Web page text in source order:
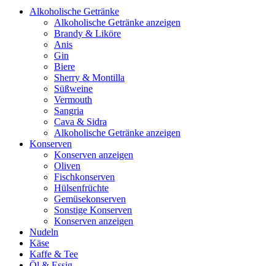
Alkoholische Getränke
Alkoholische Getränke anzeigen
Brandy & Liköre
Anis
Gin
Biere
Sherry & Montilla
Süßweine
Vermouth
Sangria
Cava & Sidra
Alkoholische Getränke anzeigen
Konserven
Konserven anzeigen
Oliven
Fischkonserven
Hülsenfrüchte
Gemüsekonserven
Sonstige Konserven
Konserven anzeigen
Nudeln
Käse
Kaffe & Tee